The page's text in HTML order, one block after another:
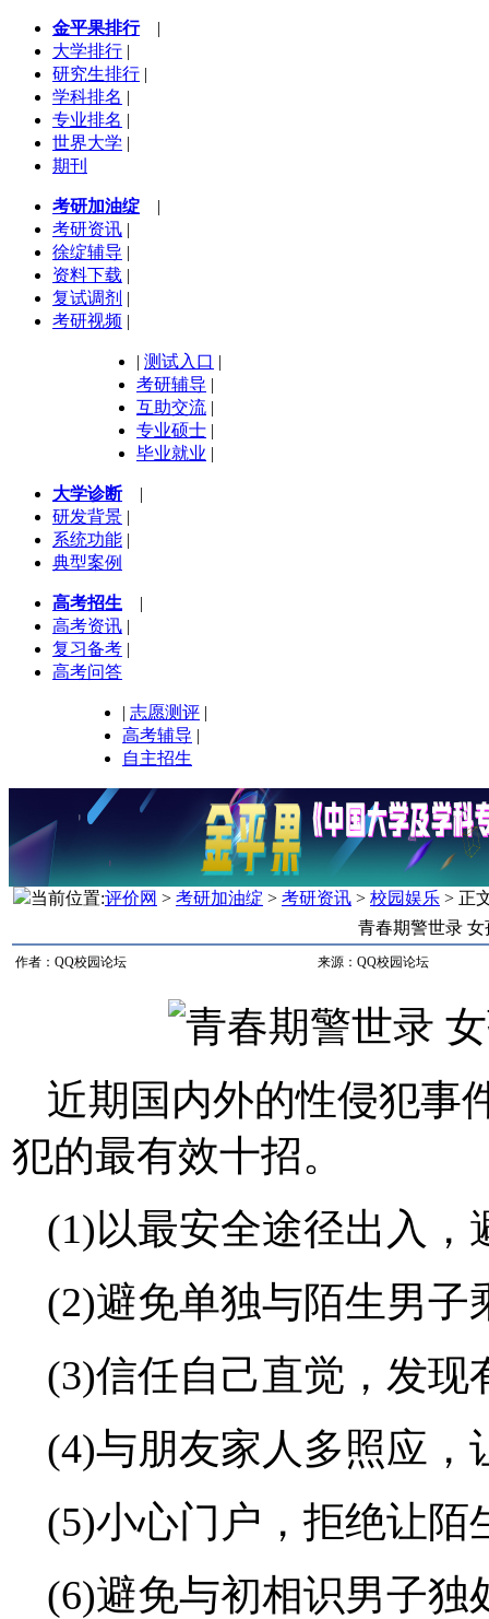
金平果排行|
大学排行 |
研究生排行 |
学科排名 |
专业排名 |
世界大学 |
期刊
考研加油绽 |
考研资讯 |
徐绽辅导 |
资料下载 |
复试调剂 |
考研视频 |
| 测试入口 |
考研辅导 |
互助交流 |
专业硕士 |
毕业就业 |
大学诊断|
研发背景 |
系统功能 |
典型案例
高考招生 |
高考资讯 |
复习备考 |
高考问答
| 志愿测评 |
高考辅导 |
自主招生
当前位置:评价网 > 考研加油绽 > 考研资讯 > 校园娱乐 > 正
青春期警世录
作者：QQ校园论坛 来源：QQ校园论坛
近期国内外的性侵犯事
犯的最有效十招。
(1)以最安全途径出入
(2)避免单独与陌生男
(3)信任自己直觉，发
(4)与朋友家人多照应
(5)小心门户，拒绝让陌
(6)避免与初相识男子